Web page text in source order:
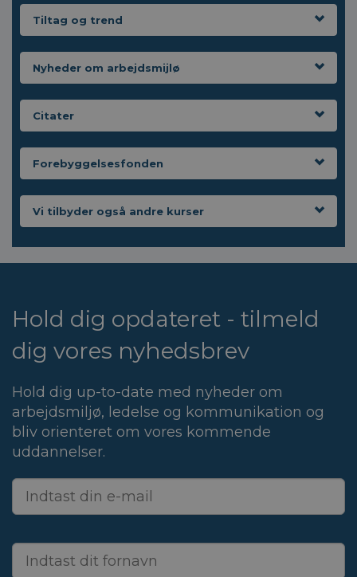
Tiltag og trend
Nyheder om arbejdsmijlø
Citater
Forebyggelsesfonden
Vi tilbyder også andre kurser
Hold dig opdateret - tilmeld
dig vores nyhedsbrev
Hold dig up-to-date med nyheder om
arbejdsmiljø, ledelse og kommunikation og
bliv orienteret om vores kommende
uddannelser.